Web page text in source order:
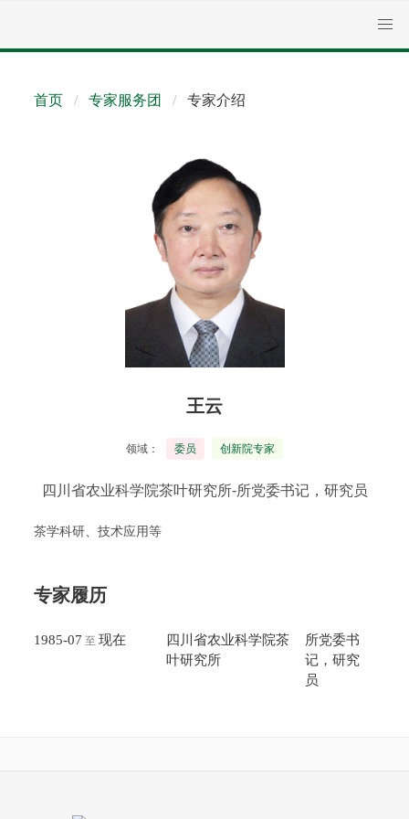
首页 专家服务团 专家介绍
王云
领域： 委员 创新院专家
四川省农业科学院茶叶研究所-所党委书记，研究员
茶学科研、技术应用等
专家履历
1985-07 至 现在
四川省农业科学院茶
叶研究所
所党委书
记，研究
员